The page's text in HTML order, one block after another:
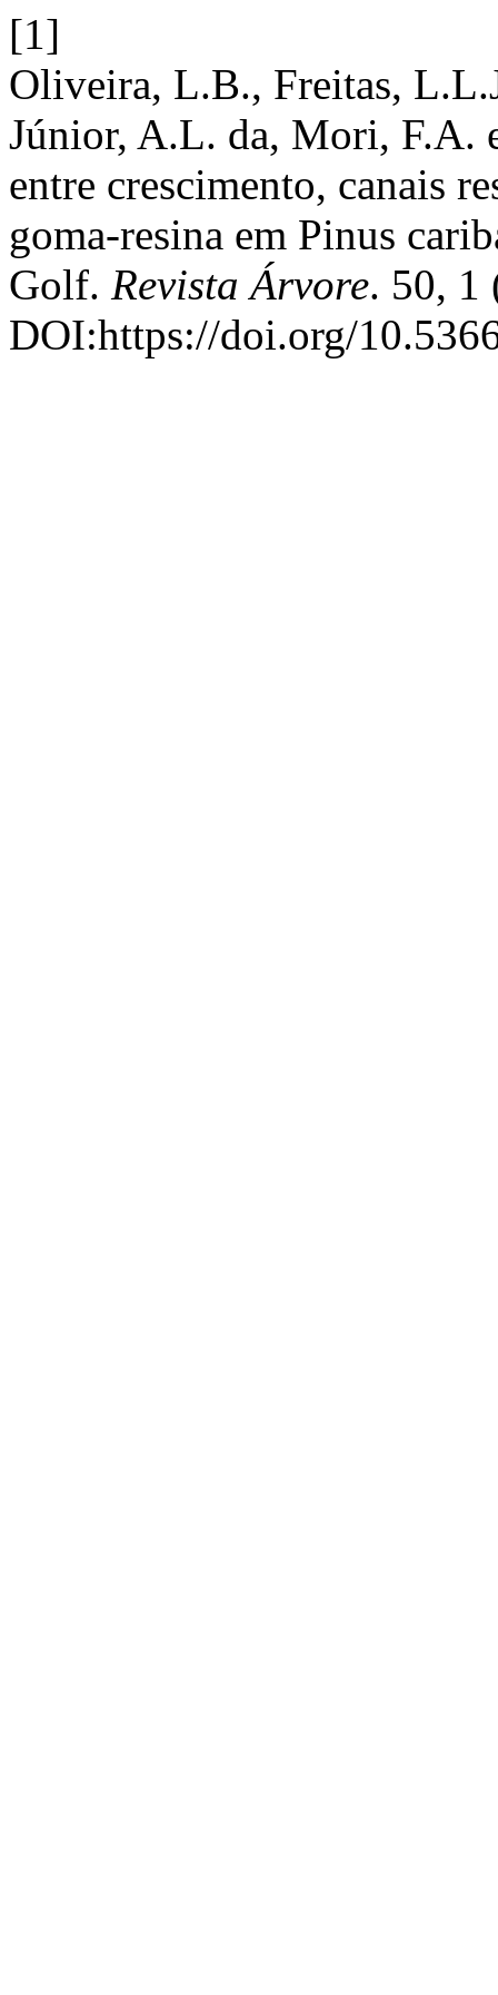
[1]
Oliveira, L.B., Freitas,
Júnior, A.L. da, Mori, F.A.
entre crescimento, canais
goma-resina em Pinus
Golf. Revista Árvore. 50, 1
DOI:https://doi.org/